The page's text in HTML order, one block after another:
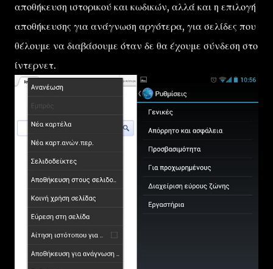
αποθήκευση ιστορικού και κωδικών, αλλά και η επιλογή
αποθήκευσης για ανάγνωση αργότερα, για σελίδες που
θέλουμε να διαβάσουμε όταν δε θα έχουμε σύνδεση στο
ίντερνετ.